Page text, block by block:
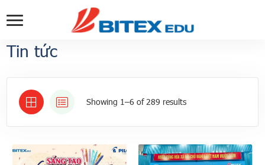
Tin tức
Showing 1–6 of 289 results